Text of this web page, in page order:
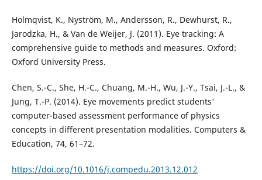
Holmqvist, K., Nyström, M., Andersson, R., Dewhurst, R.,
Jarodzka, H., & Van de Weijer, J. (2011). Eye tracking: A
comprehensive guide to methods and measures. Oxford:
Oxford University Press.
Chen, S.-C., She, H.-C., Chuang, M.-H., Wu, J.-Y., Tsai, J.-L., &
Jung, T.-P. (2014). Eye movements predict students'
computer-based assessment performance of physics
concepts in different presentation modalities. Computers &
Education, 74, 61–72.
https://doi.org/10.1016/j.compedu.2013.12.012